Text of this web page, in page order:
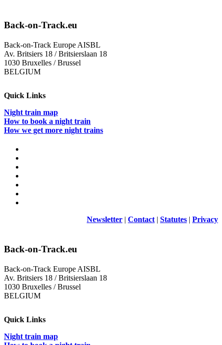
Back-on-Track.eu
Back-on-Track Europe AISBL
Av. Britsiers 18 / Britsierslaan 18
1030 Bruxelles / Brussel
BELGIUM
Quick Links
Night train map
How to book a night train
How we get more night trains
Newsletter | Contact | Statutes | Privacy
Back-on-Track.eu
Back-on-Track Europe AISBL
Av. Britsiers 18 / Britsierslaan 18
1030 Bruxelles / Brussel
BELGIUM
Quick Links
Night train map